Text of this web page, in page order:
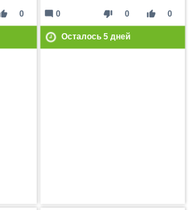
thumb_down 0 thumb_up 0
mode_comment 0
Осталось 5дней
0